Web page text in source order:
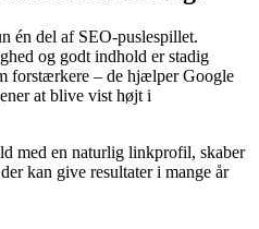
én del af SEO‑puslespillet.
og godt indhold er stadig
forstærkere – de hjælper Google
at blive vist højt i
med en naturlig linkprofil, skaber
kan give resultater i mange år